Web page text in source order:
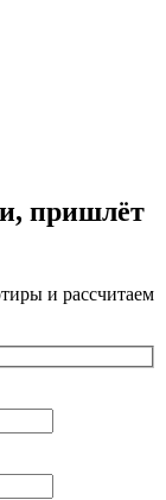
пришлёт
и рассчитаем